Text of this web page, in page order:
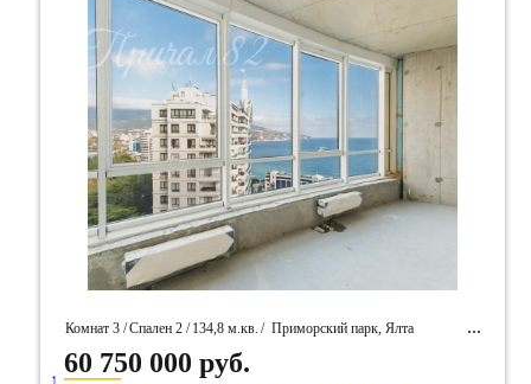
Комнат 3 /Спален 2 / 134,8 м.кв. / Приморский парк, Ялта
/ Идентификатор собственность 38802
60 750 000 руб.
____